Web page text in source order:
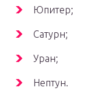
Юпитер;
Сатурн;
Уран;
Нептун.